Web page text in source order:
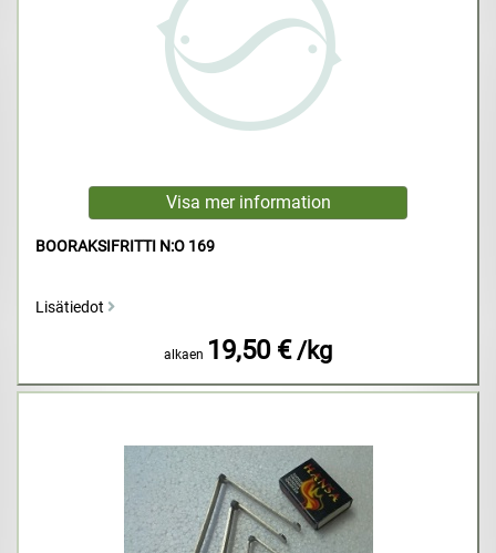
BOORAKSIFRITTI N:O 169
Lisätiedot
alkaen 19,50 € /kg